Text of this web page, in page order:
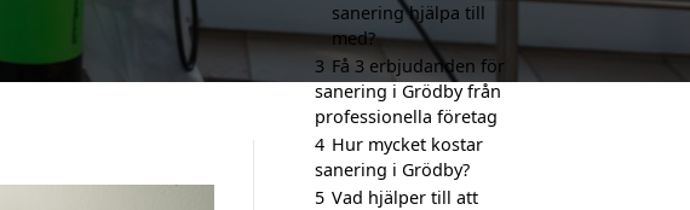
sanering hjälpa till
med?
3 Få 3 erbjudanden för
sanering i Grödby från
professionella företag
4 Hur mycket kostar
sanering i Grödby?
5 Vad hjälper till att